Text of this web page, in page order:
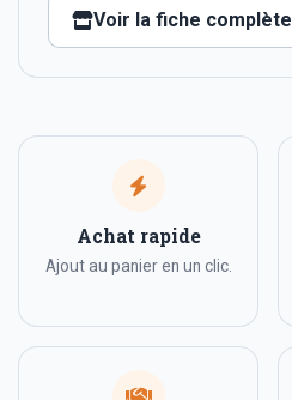
Voir la fiche complète
Achat rapide
Ajout au panier en un clic.